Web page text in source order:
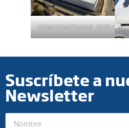
DCIM100MEDIADJI_0218.JPG
Suscríbete a
Newsletter